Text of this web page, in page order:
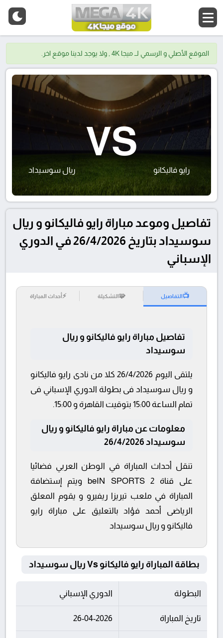
الموقع الأصلي و الرسمي لــ ميجا 4K , ولا يوجد لدينا موقع اخر.
رايو فاليكانو
VS
ريال سوسيداد
تفاصيل وموعد مباراة رايو فاليكانو و ريال
سوسيداد بتاريخ 26/4/2026 في الدوري
الإسباني
📺التفاصيل 🧩التشكيلة ⚡أحداث المباراة
تفاصيل مباراة رايو فاليكانو و ريال
سوسيداد
يلتقى اليوم 26/4/2026 كلا من نادى رايو فاليكانو
و ريال سوسيداد فى بطولة الدوري الإسباني فى
تمام الساعة 15:00 بتوقيت القاهرة و 15:00.
معلومات عن مباراة رايو فاليكانو و ريال
سوسيداد 26/4/2026
تنقل أحداث المباراة في الوطن العربي فضائيا
على قناة beIN SPORTS 2 ويتم إستضافة
المباراة في ملعب تيريزا ريفيرو و يقوم المعلق
الرياضى أحمد فؤاد بالتعليق على مباراة رايو
فاليكانو و ريال سوسيداد
بطاقة المباراة رايو فاليكانو Vs ريال سوسيداد
البطولة الدوري الإسباني
تاريخ المباراة 26-04-2026